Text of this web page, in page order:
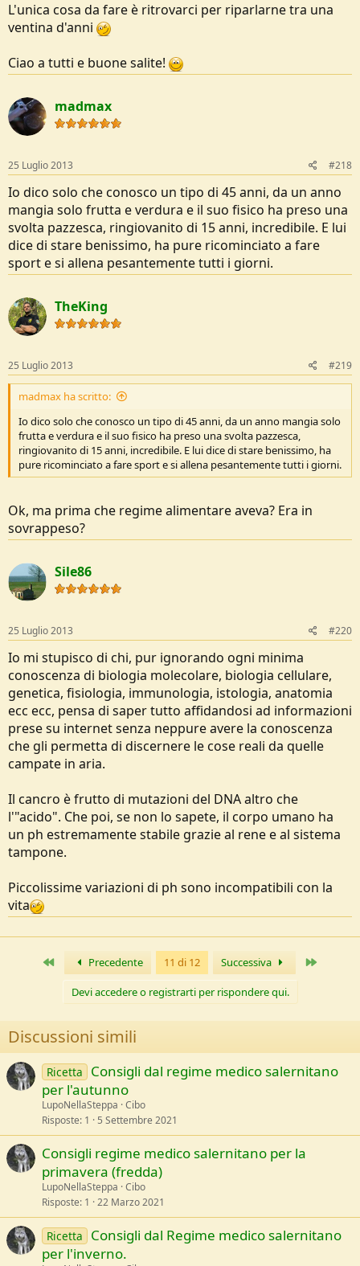
L'unica cosa da fare è ritrovarci per riparlarne tra una
ventina d'anni
Ciao a tutti e buone salite!
madmax
25 Luglio 2013 #218
Io dico solo che conosco un tipo di 45 anni, da un anno
mangia solo frutta e verdura e il suo fisico ha preso una
svolta pazzesca, ringiovanito di 15 anni, incredibile. E lui
dice di stare benissimo, ha pure ricominciato a fare
sport e si allena pesantemente tutti i giorni.
TheKing
25 Luglio 2013 #219
madmax ha scritto:
Io dico solo che conosco un tipo di 45 anni, da un anno mangia solo
frutta e verdura e il suo fisico ha preso una svolta pazzesca,
ringiovanito di 15 anni, incredibile. E lui dice di stare benissimo, ha
pure ricominciato a fare sport e si allena pesantemente tutti i giorni.
Ok, ma prima che regime alimentare aveva? Era in
sovrappeso?
Sile86
25 Luglio 2013 #220
Io mi stupisco di chi, pur ignorando ogni minima
conoscenza di biologia molecolare, biologia cellulare,
genetica, fisiologia, immunologia, istologia, anatomia
ecc ecc, pensa di saper tutto affidandosi ad informazioni
prese su internet senza neppure avere la conoscenza
che gli permetta di discernere le cose reali da quelle
campate in aria.
Il cancro è frutto di mutazioni del DNA altro che
l'"acido". Che poi, se non lo sapete, il corpo umano ha
un ph estremamente stabile grazie al rene e al sistema
tampone.
Piccolissime variazioni di ph sono incompatibili con la
vita
Primo Precedente 11 di 12 Successiva
Devi accedere o registrarti per rispondere qui.
Discussioni simili
Ricetta
Consigli dal regime medico salernitano
per l'autunno
LupoNellaSteppa Cibo
Risposte 1 5 Settembre 2021
Consigli regime medico salernitano per la
primavera (fredda)
LupoNellaSteppa Cibo
Risposte 1 22 Marzo 2021
Ricetta
Consigli dal Regime medico salernitano
per l'inverno.